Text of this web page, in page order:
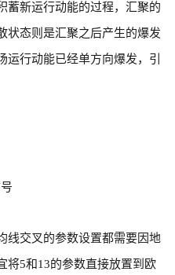
蓄新运行动能的过程，汇聚的
状态则是汇聚之后产生的爆发
行动能已经单方向爆发，引
线交叉的参数设置都需要因地
将5和13的参数直接放置到欧